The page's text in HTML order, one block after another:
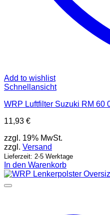
Add to wishlist
Schnellansicht
WRP Luftfilter Suzuki RM 60
11,93 €
zzgl. 19% MwSt.
zzgl. Versand
Lieferzeit: 2-5 Werktage
In den Warenkorb